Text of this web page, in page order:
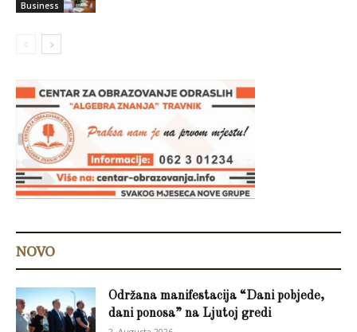
Business
NOVO
Održana manifestacija “Dani pobjede,
dani ponosa” na Ljutoj gredi